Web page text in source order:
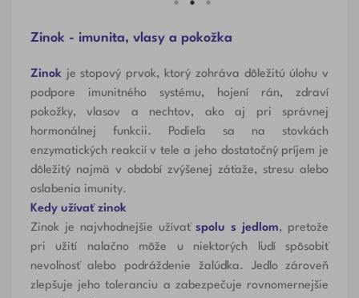
Zinok - imunita, vlasy a pokožka
Zinok je stopový prvok, ktorý zohráva dôležitú úlohu v
podpore imunitného systému, hojení rán, zdraví
pokožky, vlasov a nechtov, ako aj pri správnej
hormonálnej funkcii. Podieľa sa na stovkách
enzymatických reakcií v tele a jeho dostatočný príjem je
dôležitý najmä v období zvýšenej záťaže, stresu alebo
oslabenia imunity.
Kedy užívať zinok
Zinok je najvhodnejšie užívaťspolu s jedlom, pretože
pri užití nalačno môže u niektorých ľudí spôsobiť
nevoľnosť alebo podráždenie žalúdka. Jedlo zároveň
zlepšuje jeho toleranciu a zabezpečuje rovnomernejšie